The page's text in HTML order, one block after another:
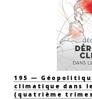
195 —
climatique dans
(quatrième